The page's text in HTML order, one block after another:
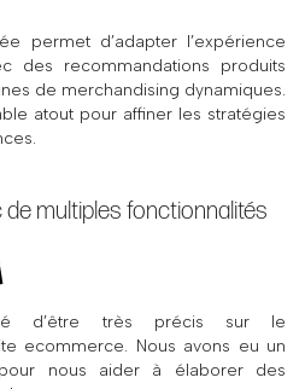
permet d’adapter l’expérience
des recommandations produits
de merchandising dynamiques.
atout pour affiner les stratégies
multiples fonctionnalités
d’être très précis sur le
ecommerce. Nous avons eu un
nous aider à élaborer des